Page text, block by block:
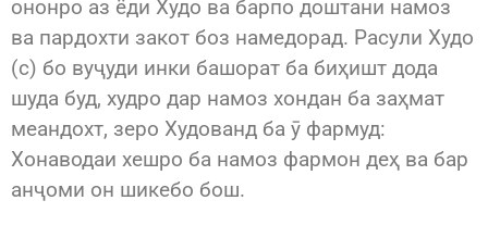
ононро аз ёди Худо ва барпо доштани намоз
ва пардохти закот боз намедорад. Расули Худо
(с) бо вуҷуди инки башорат ба биҳишт дода
шуда буд, худро дар намоз хондан ба заҳмат
меандохт, зеро Худованд ба ӯ фармуд:
Хонаводаи хешро ба намоз фармон деҳ ва бар
анҷоми он шикебо бош.